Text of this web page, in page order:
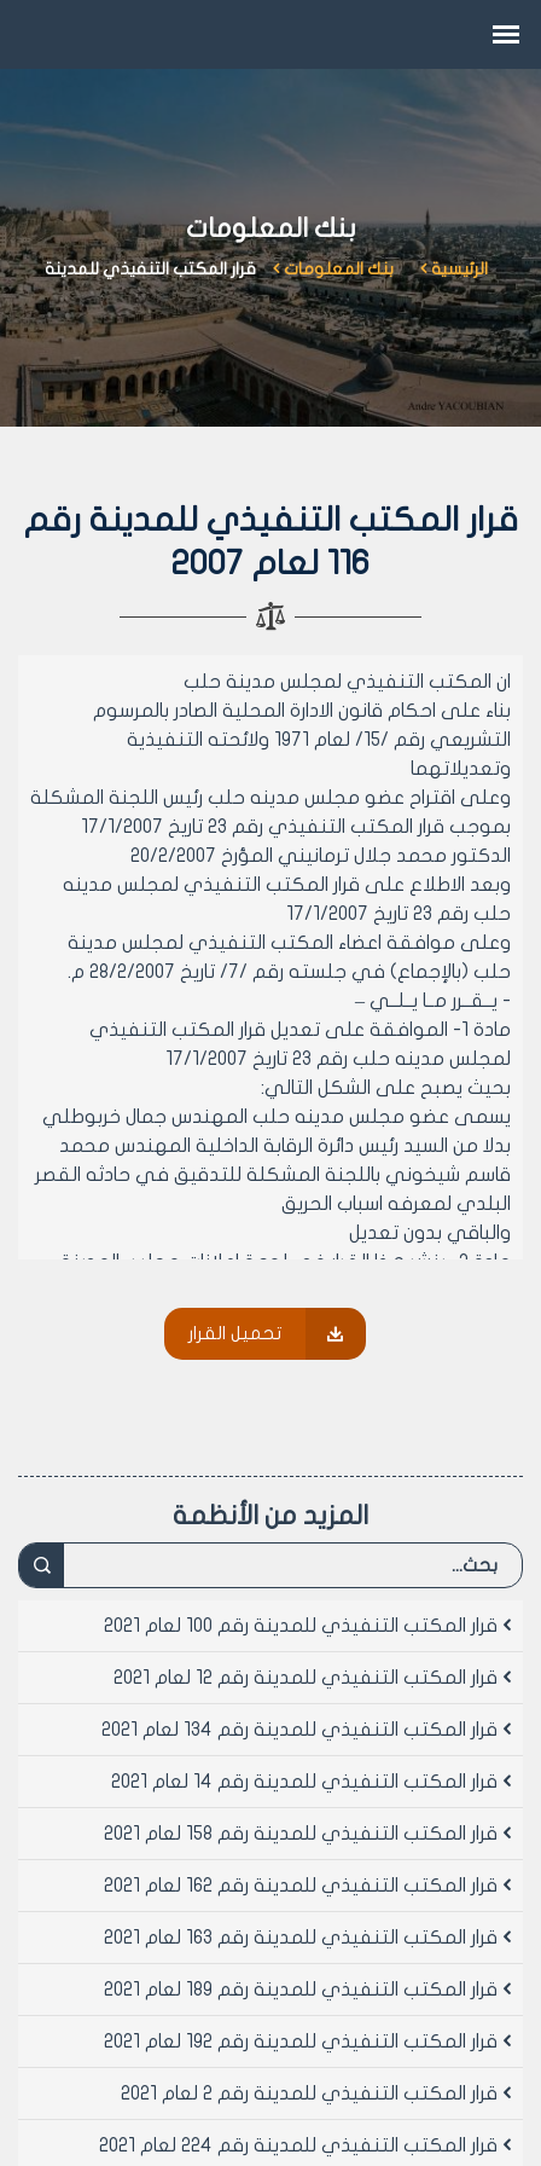
بنك المعلومات
الرئيسية بنك المعلومات قرار المكتب التنفيذي للمدينة
قرار المكتب التنفيذي للمدينة رقم
116 لعام 2007
ان المكتب التنفيذي لمجلس مدينة حلب
بناء على احكام قانون الادارة المحلية الصادر بالمرسوم
التشريعي رقم /15/ لعام 1971 ولائحته التنفيذية
وتعديلاتهما
وعلى اقتراح عضو مجلس مدينه حلب رئيس اللجنة المشكلة
بموجب قرار المكتب التنفيذي رقم 23 تاريخ 17/1/2007
الدكتور محمد جلال ترمانيني المؤرخ 20/2/2007
وبعد الاطلاع على قرار المكتب التنفيذي لمجلس مدينه
حلب رقم 23 تاريخ 17/1/2007
وعلى موافقة اعضاء المكتب التنفيذي لمجلس مدينة
حلب (بالإجماع) في جلسته رقم /7/ تاريخ 28/2/2007 م.
- يــقــرر مــا يــلــي –
مادة 1- الموافقة على تعديل قرار المكتب التنفيذي
لمجلس مدينه حلب رقم 23 تاريخ 17/1/2007
بحيث يصبح على الشكل التالي:
يسمى عضو مجلس مدينه حلب المهندس جمال خربوطلي
بدلا من السيد رئيس دائرة الرقابة الداخلية المهندس محمد
قاسم شيخوني باللجنة المشكلة للتدقيق في حادثه القصر
البلدي لمعرفه اسباب الحريق
والباقي بدون تعديل
مادة 2- ينشر هذا القرار في لوحة اعلانات مجلس المدينة
رئيس المكتب التنفيذي لمجلس مدينة
تحميل القرار
المزيد من الأنظمة
قرار المكتب التنفيذي للمدينة رقم 100 لعام 2021
قرار المكتب التنفيذي للمدينة رقم 12 لعام 2021
قرار المكتب التنفيذي للمدينة رقم 134 لعام 2021
قرار المكتب التنفيذي للمدينة رقم 14 لعام 2021
قرار المكتب التنفيذي للمدينة رقم 158 لعام 2021
قرار المكتب التنفيذي للمدينة رقم 162 لعام 2021
قرار المكتب التنفيذي للمدينة رقم 163 لعام 2021
قرار المكتب التنفيذي للمدينة رقم 189 لعام 2021
قرار المكتب التنفيذي للمدينة رقم 192 لعام 2021
قرار المكتب التنفيذي للمدينة رقم 2 لعام 2021
قرار المكتب التنفيذي للمدينة رقم 224 لعام 2021